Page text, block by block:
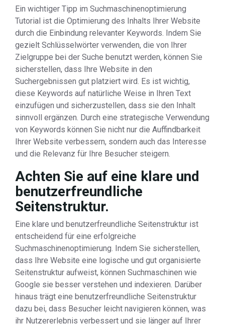
Ein wichtiger Tipp im Suchmaschinenoptimierung
Tutorial ist die Optimierung des Inhalts Ihrer Website
durch die Einbindung relevanter Keywords. Indem Sie
gezielt Schlüsselwörter verwenden, die von Ihrer
Zielgruppe bei der Suche benutzt werden, können Sie
sicherstellen, dass Ihre Website in den
Suchergebnissen gut platziert wird. Es ist wichtig,
diese Keywords auf natürliche Weise in Ihren Text
einzufügen und sicherzustellen, dass sie den Inhalt
sinnvoll ergänzen. Durch eine strategische Verwendung
von Keywords können Sie nicht nur die Auffindbarkeit
Ihrer Website verbessern, sondern auch das Interesse
und die Relevanz für Ihre Besucher steigern.
Achten Sie auf eine klare und
benutzerfreundliche
Seitenstruktur.
Eine klare und benutzerfreundliche Seitenstruktur ist
entscheidend für eine erfolgreiche
Suchmaschinenoptimierung. Indem Sie sicherstellen,
dass Ihre Website eine logische und gut organisierte
Seitenstruktur aufweist, können Suchmaschinen wie
Google sie besser verstehen und indexieren. Darüber
hinaus trägt eine benutzerfreundliche Seitenstruktur
dazu bei, dass Besucher leicht navigieren können, was
ihr Nutzererlebnis verbessert und sie länger auf Ihrer